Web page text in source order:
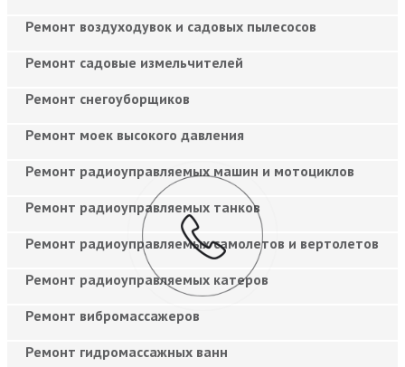
Ремонт воздуходувок и садовых пылесосов
Ремонт садовые измельчителей
Ремонт снегоуборщиков
Ремонт моек высокого давления
Ремонт радиоуправляемых машин и мотоциклов
Ремонт радиоуправляемых танков
Ремонт радиоуправляемых самолетов и вертолетов
Ремонт радиоуправляемых катеров
Ремонт вибромассажеров
Ремонт гидромассажных ванн